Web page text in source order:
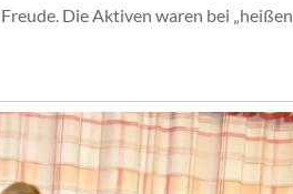
Die Aktiven waren bei „heißen